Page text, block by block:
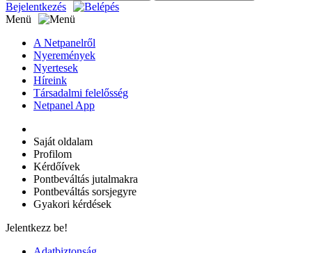
Bejelentkezés
Menü
A Netpanelről
Nyeremények
Nyertesek
Híreink
Társadalmi felelősség
Netpanel App
Saját oldalam
Profilom
Kérdőívek
Pontbeváltás jutalmakra
Pontbeváltás sorsjegyre
Gyakori kérdések
Jelentkezz be!